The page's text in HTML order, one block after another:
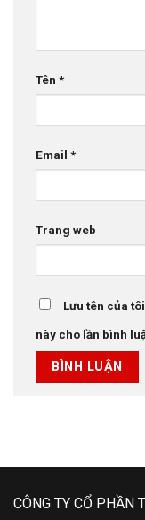
Tên *
Email *
Trang web
Lưu tên của
này cho lần bình
CÔNG TY CỔ PHẦN